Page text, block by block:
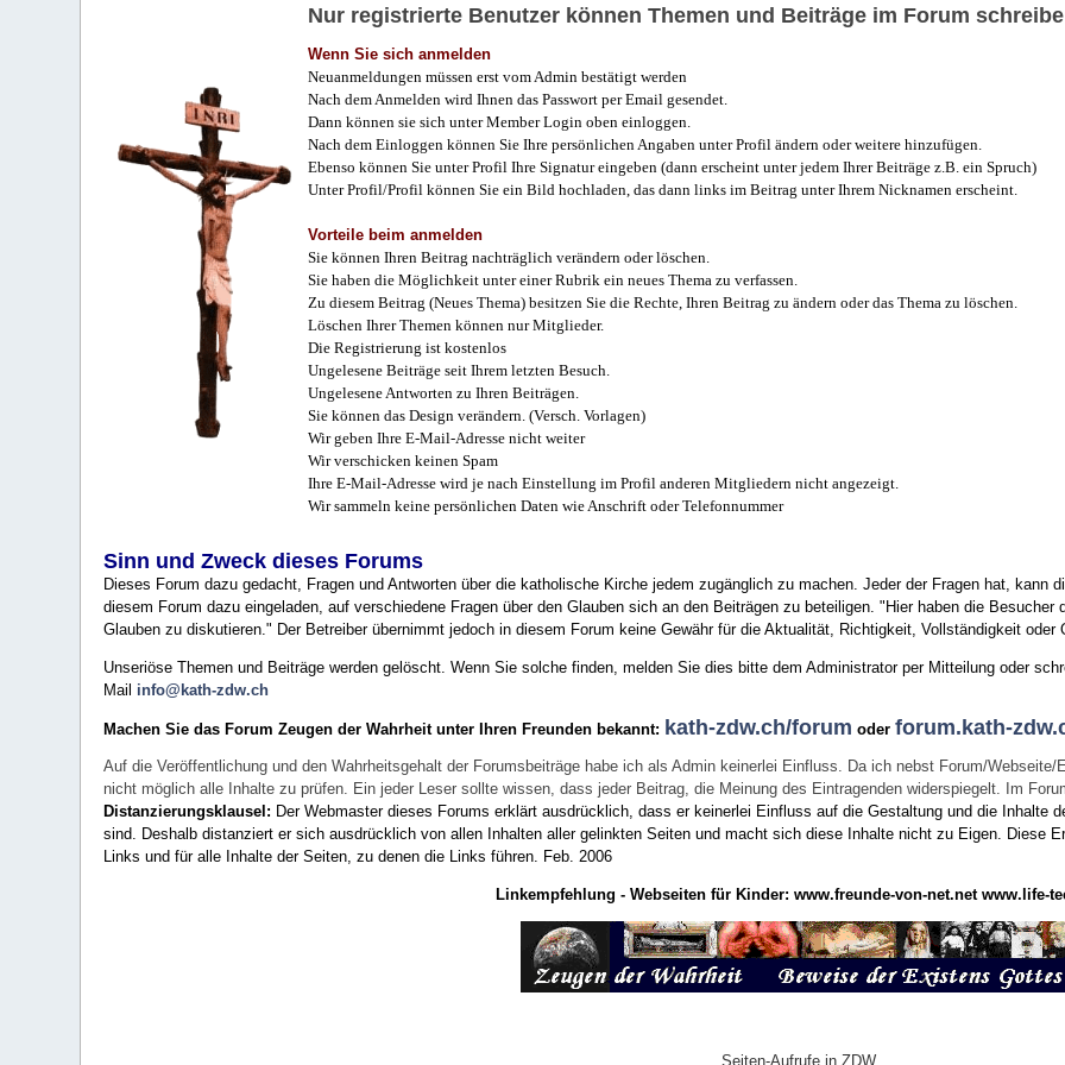
Nur registrierte Benutzer können Themen und Beiträge im Forum
Wenn Sie sich anmelden
Neuanmeldungen müssen erst vom Admin bestätigt werden
Nach dem Anmelden wird Ihnen das Passwort per Email gesendet.
Dann können sie sich unter Member Login oben einloggen.
Nach dem Einloggen können Sie Ihre persönlichen Angaben unter Profil ändern oder weitere hinzufügen.
Ebenso können Sie unter Profil Ihre Signatur eingeben (dann erscheint unter jedem Ihrer Beiträge z.B. ein Spruch)
Unter Profil/Profil können Sie ein Bild hochladen, das dann links im Beitrag unter Ihrem Nicknamen erscheint.
Vorteile beim anmelden
Sie können Ihren Beitrag nachträglich verändern oder löschen.
Sie haben die Möglichkeit unter einer Rubrik ein neues Thema zu verfassen.
Zu diesem Beitrag (Neues Thema) besitzen Sie die Rechte, Ihren Beitrag zu ändern oder das Thema zu löschen.
Löschen Ihrer Themen können nur Mitglieder.
Die Registrierung ist kostenlos
Ungelesene Beiträge seit Ihrem letzten Besuch.
Ungelesene Antworten zu Ihren Beiträgen.
Sie können das Design verändern. (Versch. Vorlagen)
Wir geben Ihre E-Mail-Adresse nicht weiter
Wir verschicken keinen Spam
Ihre E-Mail-Adresse wird je nach Einstellung im Profil anderen Mitgliedern nicht angezeigt.
Wir sammeln keine persönlichen Daten wie Anschrift oder Telefonnummer
Sinn und Zweck dieses Forums
Dieses Forum dazu gedacht, Fragen und Antworten über die katholische Kirche jedem zugänglich zu machen. Jeder der Fragen hat, kann
diesem Forum dazu eingeladen, auf verschiedene Fragen über den Glauben sich an den Beiträgen zu beteiligen. "Hier haben die
Glauben zu diskutieren." Der Betreiber übernimmt jedoch in diesem Forum keine Gewähr für die Aktualität, Richtigkeit, Vollständigkeit
Unseriöse Themen und Beiträge werden gelöscht. Wenn Sie solche finden, melden Sie dies bitte dem Administrator per Mitteilung oder
Mail info@kath-zdw.ch
Machen Sie das Forum Zeugen der Wahrheit unter Ihren Freunden bekannt: kath-zdw.ch/forum oderforum.kath-
Auf die Veröffentlichung und den Wahrheitsgehalt der Forumsbeiträge habe ich als Admin keinerlei Einfluss. Da ich nebst Forum/
nicht möglich alle Inhalte zu prüfen. Ein jeder Leser sollte wissen, dass jeder Beitrag, die Meinung des Eintragenden widerspiegelt. Im
Distanzierungsklausel: Der Webmaster dieses Forums erklärt ausdrücklich, dass er keinerlei Einfluss auf die Gestaltung und die Inhalte
sind. Deshalb distanziert er sich ausdrücklich von allen Inhalten aller gelinkten Seiten und macht sich diese Inhalte nicht zu Eigen. Diese
Links und für alle Inhalte der Seiten, zu denen die Links führen. Feb. 2006
Linkempfehlung - Webseiten für Kinder: www.freunde-von-net.net www.life-
Seiten-Aufrufe in ZDW